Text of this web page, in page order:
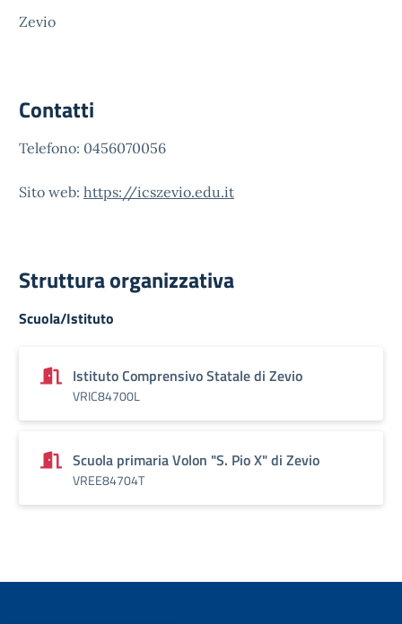
Zevio
Contatti
Telefono: 0456070056
Sito web: https://icszevio.edu.it
Struttura organizzativa
Scuola/Istituto
Istituto Comprensivo Statale di Zevio
VRIC84700L
Scuola primaria Volon "S. Pio X" di Zevio
VREE84704T